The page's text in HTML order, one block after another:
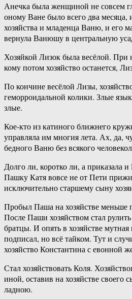
Анечка была женщиной не совсем
оному Ване было всего два месяца,
хозяйства и младенца Ваню, и его
вернула Ванюшу в центральную
Хозяйкой Лизок была весёлой. При
кому потом хозяйство останется,
По кончине весёлой Лизы,
геморроидальной колики. Злые
злые.
Кое-кто из катиного ближнего
управляла им многия лета. Ах, да,
бедного Ваню без всякого
Долго ли, коротко ли, а приказала
Пашку Катя вовсе не от Пети
исключительно старшему сыну
Пробыл Паша на хозяйстве меньше
После Паши хозяйством стал
братцы. И опять в хозяйстве
подписал, но всё тайком. Тут и
хозяйство Константина с евонной
Стал хозяйствовать Коля.
иной, оставив на хозяйстве своего
ладною.